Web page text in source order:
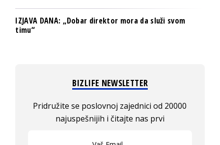
IZJAVA DANA: „Dobar direktor mora da služi svom
timu“
BIZLIFE NEWSLETTER
Pridružite se poslovnoj zajednici od 20000
najuspešnijih i čitajte nas prvi